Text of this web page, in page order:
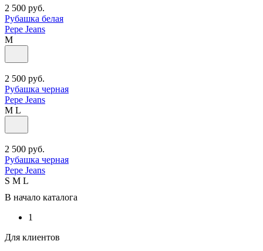
2 500 руб.
Рубашка белая
Pepe Jeans
M
2 500 руб.
Рубашка черная
Pepe Jeans
M L
2 500 руб.
Рубашка черная
Pepe Jeans
S M L
В начало каталога
1
Для клиентов